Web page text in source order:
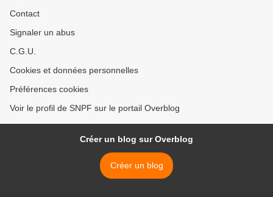
Contact
Signaler un abus
C.G.U.
Cookies et données personnelles
Préférences cookies
Voir le profil de SNPF sur le portail Overblog
Créer un blog sur Overblog
Créer un blog